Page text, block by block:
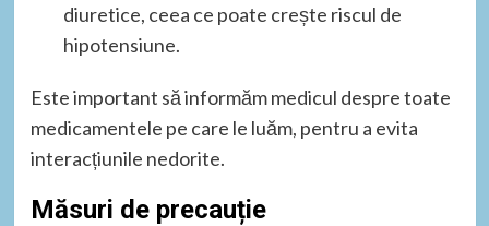
diuretice, ceea ce poate crește riscul de
hipotensiune.
Este important să informăm medicul despre toate
medicamentele pe care le luăm, pentru a evita
interacțiunile nedorite.
Măsuri de precauție